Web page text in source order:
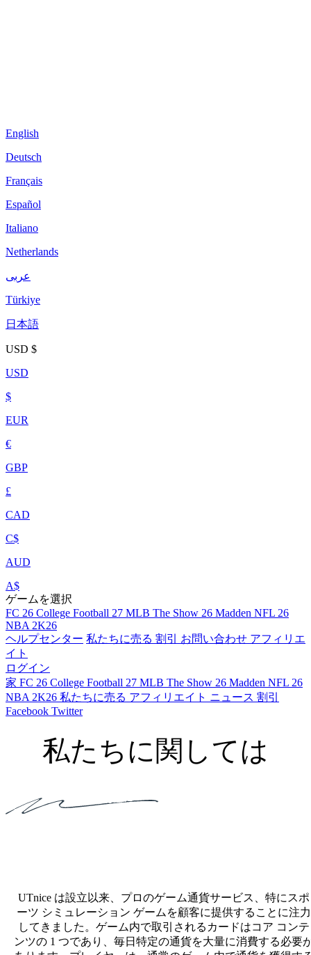
English
Deutsch
Français
Español
Italiano
Netherlands
عربى
Türkiye
日本語
USD $
USD
$
EUR
€
GBP
£
CAD
C$
AUD
A$
ゲームを選択
FC 26 College Football 27 MLB The Show 26 Madden NFL 26
NBA 2K26
ヘルプセンター 私たちに売る 割引 お問い合わせ アフィリエ
イト
ログイン
家 FC 26 College Football 27 MLB The Show 26 Madden NFL 26
NBA 2K26 私たちに売る アフィリエイト ニュース 割引
Facebook Twitter
私たちに関しては
UTnice は設立以来、プロのゲーム通貨サービス、特にスポ
ーツ シミュレーション ゲームを顧客に提供することに注力
してきました。ゲーム内で取引されるカードはコア コンテ
ンツの 1 つであり、毎日特定の通貨を大量に消費する必要